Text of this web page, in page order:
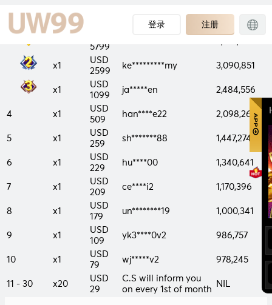
登录 注册
RANK
PRIZE
COUNT
USERNAME TURNOVER
5799
x1
USD
2599
ke*********my 3,090,851
x1
USD
1099
ja*****en 2,484,556
4 x1
USD
509
han****e22 2,098,264
5 x1
USD
259
sh*******88 1,447,274
6 x1
USD
229
hu****00 1,340,641
7 x1
USD
209
ce****i2 1,170,396
8 x1
USD
179
un********19 1,000,341
9 x1
USD
109
yk3****0v2 986,757
10 x1
USD
79
wj*****v2 978,245
11 - 30 x20
USD
29
C.S will inform you
on every 1st of month
NIL